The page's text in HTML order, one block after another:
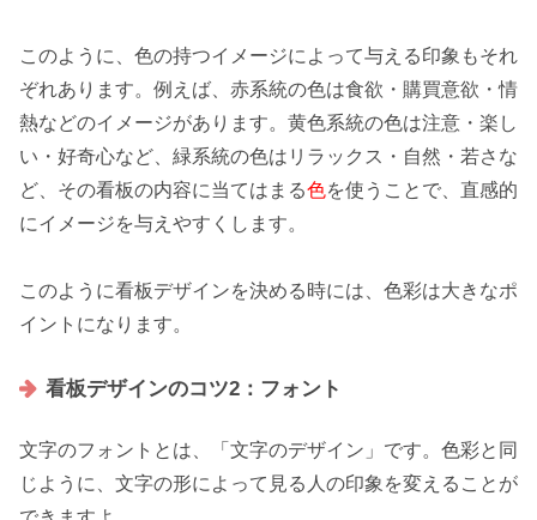
このように、色の持つイメージによって与える印象もそれ
ぞれあります。例えば、 赤系統の色は食欲・購買意欲・情
熱などのイメージがあります。黄色系統の色は注意・楽し
い・好奇心など、緑系統の色はリラックス・自然・若さな
ど、その看板の内容に当てはまる色を使うことで、 直感的
にイメージを与えやすくします。
このように看板デザインを決める時には、 色彩は大きなポ
イントになります。
看板デザインのコツ2：フォント
文字のフォントとは、「 文字のデザイン 」です。色彩と同
じように、文字の形によって見る人の印象を変えることが